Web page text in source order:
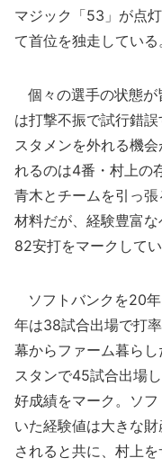
マジック「53」が点
て首位を独走している
個々の選手の状態が
は打撃不振で試行錯
スタメンを外れる機
れるのは4番・村上の
青木とチームを引っ
材料だが、経験豊富
82安打をマークしてい
ソフトバンクを20
年は38試合出場で打
幕からファーム暮ら
スタンで45試合出場
好成績をマーク。ソ
いた経験値は大きな
されると共に、村上